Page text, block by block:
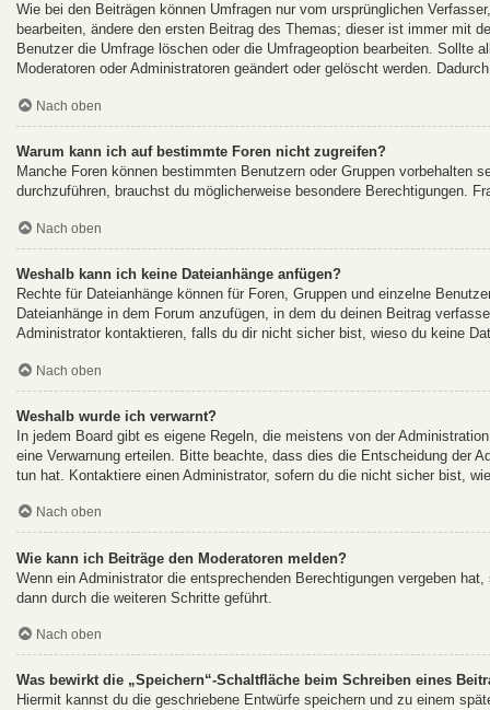
Wie bei den Beiträgen können Umfragen nur vom ursprünglichen
bearbeiten, ändere den ersten Beitrag des Themas; dieser ist immer mit
Benutzer die Umfrage löschen oder die Umfrageoption bearbeiten.
Moderatoren oder Administratoren geändert oder gelöscht werden.
Nach oben
Warum kann ich auf bestimmte Foren nicht zugreifen?
Manche Foren können bestimmten Benutzern oder Gruppen vorbehalten
durchzuführen, brauchst du möglicherweise besondere Berechtigungen.
Nach oben
Weshalb kann ich keine Dateianhänge anfügen?
Rechte für Dateianhänge können für Foren, Gruppen und einzelne
Dateianhänge in dem Forum anzufügen, in dem du deinen Beitrag
Administrator kontaktieren, falls du dir nicht sicher bist, wieso du keine
Nach oben
Weshalb wurde ich verwarnt?
In jedem Board gibt es eigene Regeln, die meistens von der
eine Verwarnung erteilen. Bitte beachte, dass dies die Entscheidung der
tun hat. Kontaktiere einen Administrator, sofern du die nicht sicher bist,
Nach oben
Wie kann ich Beiträge den Moderatoren melden?
Wenn ein Administrator die entsprechenden Berechtigungen vergeben
dann durch die weiteren Schritte geführt.
Nach oben
Was bewirkt die „Speichern“-Schaltfläche beim Schreiben eines
Hiermit kannst du die geschriebene Entwürfe speichern und zu einem